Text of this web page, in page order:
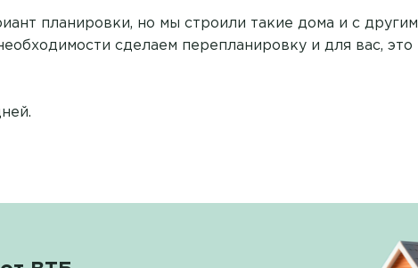
планировки, но мы строили такие дома и с другим
сделаем перепланировку и для вас, это